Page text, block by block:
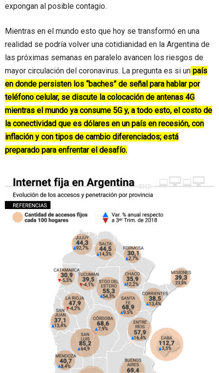
expongan al posible contagio.
Mientras en el mundo esto que hoy se transformó en una
realidad se podría volver una cotidianidad en la Argentina de
las próximas semanas en paralelo avancen los riesgos de
mayor circulación del coronavirus. La pregunta es si un país
en donde persisten los “baches” de señal para hablar por
teléfono celular, se discute la colocación de antenas 4G
mientras el mundo ya consume 5G y, a todo esto, el costo de
la conectividad que es dólares en un país en recesión, con
inflación y con tipos de cambio diferenciados; está
preparado para enfrentar el desafío.